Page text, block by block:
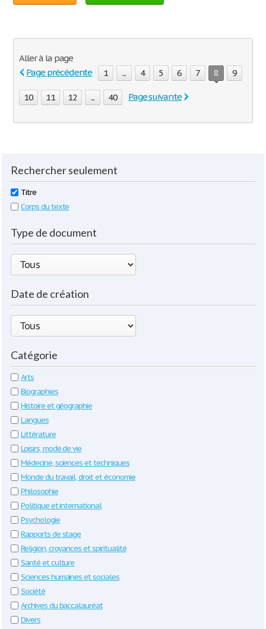
Aller à la page
Page précédente
1 ... 4 5 6 7 8 9
10 11 12 ... 40 Page suivante
Rechercher seulement
Titre
Corps du texte
Type de document
Date de création
Catégorie
Arts
Biographies
Histoire et géographie
Langues
Littérature
Loisirs, mode de vie
Médecine, sciences et techniques
Monde du travail, droit et économie
Philosophie
Politique et international
Psychologie
Rapports de stage
Religion, croyances et spiritualité
Santé et culture
Sciences humaines et sociales
Société
Archives du baccalauréat
Divers